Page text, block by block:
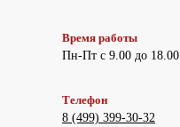
Время работы
Пн-Пт с 9.00 до 18.00
Телефон
8 (499) 399-30-32